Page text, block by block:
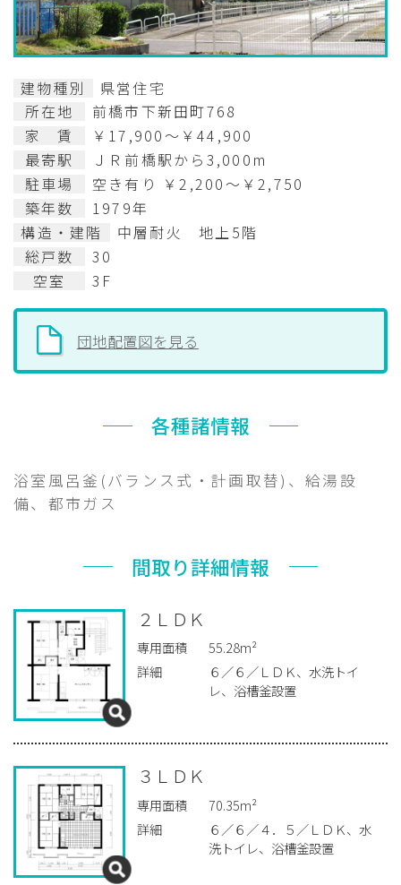
建物種別
県営住宅
所在地
前橋市下新田町768
家 賃
￥17,900～￥44,900
最寄駅
ＪＲ前橋駅から3,000m
駐車場
空き有り ￥2,200～￥2,750
築年数
1979年
構造・建階
中層耐火 地上5階
総戸数
30
空室
3F
団地配置図を見る
各種諸情報
浴室風呂釜(バランス式・計画取替)、給湯設
備、都市ガス
間取り詳細情報
２ＬＤＫ
専用面積
55.28m²
詳細
６／６／ＬＤＫ、水洗トイ
レ、浴槽釜設置
３ＬＤＫ
専用面積
70.35m²
詳細
６／６／４．５／ＬＤＫ、水
洗トイレ、浴槽釜設置